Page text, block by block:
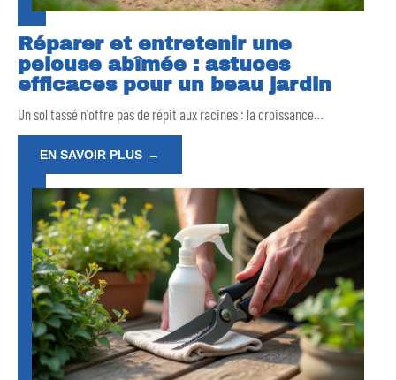
Réparer et entretenir une
pelouse abîmée : astuces
efficaces pour un beau jardin
Un sol tassé n'offre pas de répit aux racines : la croissance…
EN SAVOIR PLUS